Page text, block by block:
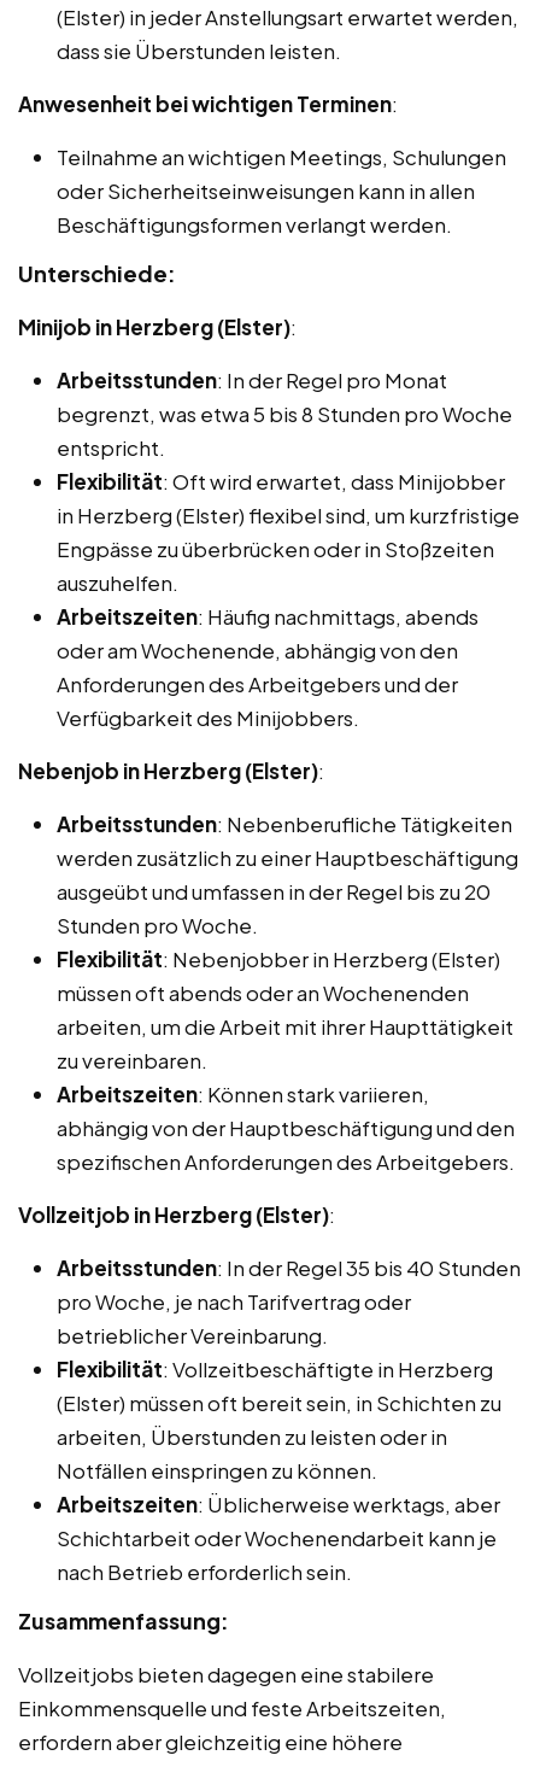
(Elster) in jeder Anstellungsart erwartet werden,
dass sie Überstunden leisten.
Anwesenheit bei wichtigen Terminen:
Teilnahme an wichtigen Meetings, Schulungen
oder Sicherheitseinweisungen kann in allen
Beschäftigungsformen verlangt werden.
Unterschiede:
Minijob in Herzberg (Elster):
Arbeitsstunden: In der Regel pro Monat
begrenzt, was etwa 5 bis 8 Stunden pro Woche
entspricht.
Flexibilität: Oft wird erwartet, dass Minijobber
in Herzberg (Elster) flexibel sind, um kurzfristige
Engpässe zu überbrücken oder in Stoßzeiten
auszuhelfen.
Arbeitszeiten: Häufig nachmittags, abends
oder am Wochenende, abhängig von den
Anforderungen des Arbeitgebers und der
Verfügbarkeit des Minijobbers.
Nebenjob in Herzberg (Elster):
Arbeitsstunden: Nebenberufliche Tätigkeiten
werden zusätzlich zu einer Hauptbeschäftigung
ausgeübt und umfassen in der Regel bis zu 20
Stunden pro Woche.
Flexibilität: Nebenjobber in Herzberg (Elster)
müssen oft abends oder an Wochenenden
arbeiten, um die Arbeit mit ihrer Haupttätigkeit
zu vereinbaren.
Arbeitszeiten: Können stark variieren,
abhängig von der Hauptbeschäftigung und den
spezifischen Anforderungen des Arbeitgebers.
Vollzeitjob in Herzberg (Elster):
Arbeitsstunden: In der Regel 35 bis 40 Stunden
pro Woche, je nach Tarifvertrag oder
betrieblicher Vereinbarung.
Flexibilität: Vollzeitbeschäftigte in Herzberg
(Elster) müssen oft bereit sein, in Schichten zu
arbeiten, Überstunden zu leisten oder in
Notfällen einspringen zu können.
Arbeitszeiten: Üblicherweise werktags, aber
Schichtarbeit oder Wochenendarbeit kann je
nach Betrieb erforderlich sein.
Zusammenfassung:
Vollzeitjobs bieten dagegen eine stabilere
Einkommensquelle und feste Arbeitszeiten,
erfordern aber gleichzeitig eine höhere